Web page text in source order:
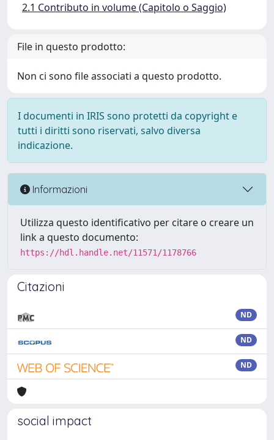
2.1 Contributo in volume (Capitolo o Saggio)
File in questo prodotto:
Non ci sono file associati a questo prodotto.
I documenti in IRIS sono protetti da copyright e
tutti i diritti sono riservati, salvo diversa
indicazione.
Informazioni
Utilizza questo identificativo per citare o creare un
link a questo documento:
https://hdl.handle.net/11571/1178766
Citazioni
ND
ND
ND
social impact